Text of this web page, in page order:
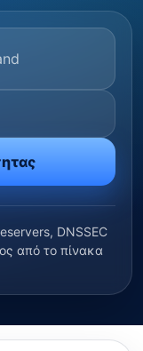
DNSSEC
από το πίνακα